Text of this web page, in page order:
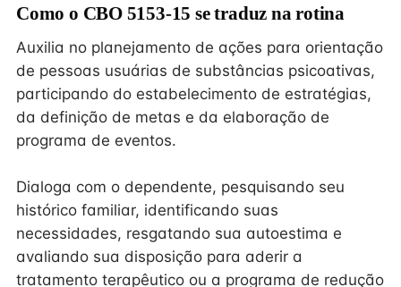
Como o CBO 5153-15 se traduz na rotina
Auxilia no planejamento de ações para orientação
de pessoas usuárias de substâncias psicoativas,
participando do estabelecimento de estratégias,
da definição de metas e da elaboração de
programa de eventos.
Dialoga com o dependente, pesquisando seu
histórico familiar, identificando suas
necessidades, resgatando sua autoestima e
avaliando sua disposição para aderir a
tratamento terapêutico ou a programa de redução